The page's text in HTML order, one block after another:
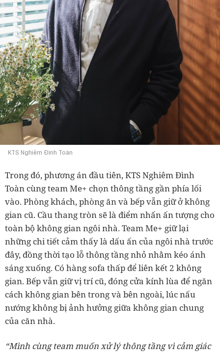
KTS Nghiêm Đình Toàn
Trong đó, phương án đầu tiên, KTS Nghiêm Đình
Toàn cùng team Me+ chọn thông tầng gần phía lối
vào. Phòng khách, phòng ăn và bếp vẫn giữ ở không
gian cũ. Cầu thang tròn sẽ là điểm nhấn ấn tượng cho
toàn bộ không gian ngôi nhà. Team Me+ giữ lại
những chi tiết cảm thấy là dấu ấn của ngôi nhà trước
đây, đồng thời tạo lỗ thông tầng nhỏ nhằm kéo ánh
sáng xuống. Có hàng sofa thấp để liên kết 2 không
gian. Bếp vẫn giữ vị trí cũ, đóng cửa kính lùa để ngăn
cách không gian bên trong và bên ngoài, lúc nấu
nướng không bị ảnh hưởng giữa không gian chung
của căn nhà.
“Mình cùng team muốn xử lý thông tầng vì cảm giác